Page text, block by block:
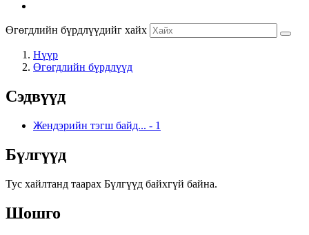
Өгөгдлийн бүрдлүүдийг хайх
Нүүр
Өгөгдлийн бүрдлүүд
Сэдвүүд
Жендэрийн тэгш байд... - 1
Бүлгүүд
Тус хайлтанд таарах Бүлгүүд байхгүй байна.
Шошго